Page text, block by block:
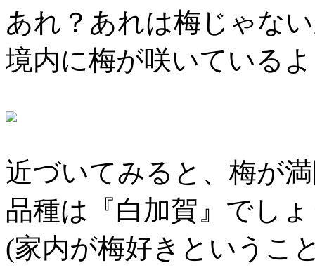
あれ？あれは梅じゃな
境内に梅が咲いている
近づいてみると、梅が
品種は『白加賀』でし
(家内が梅好きというこ